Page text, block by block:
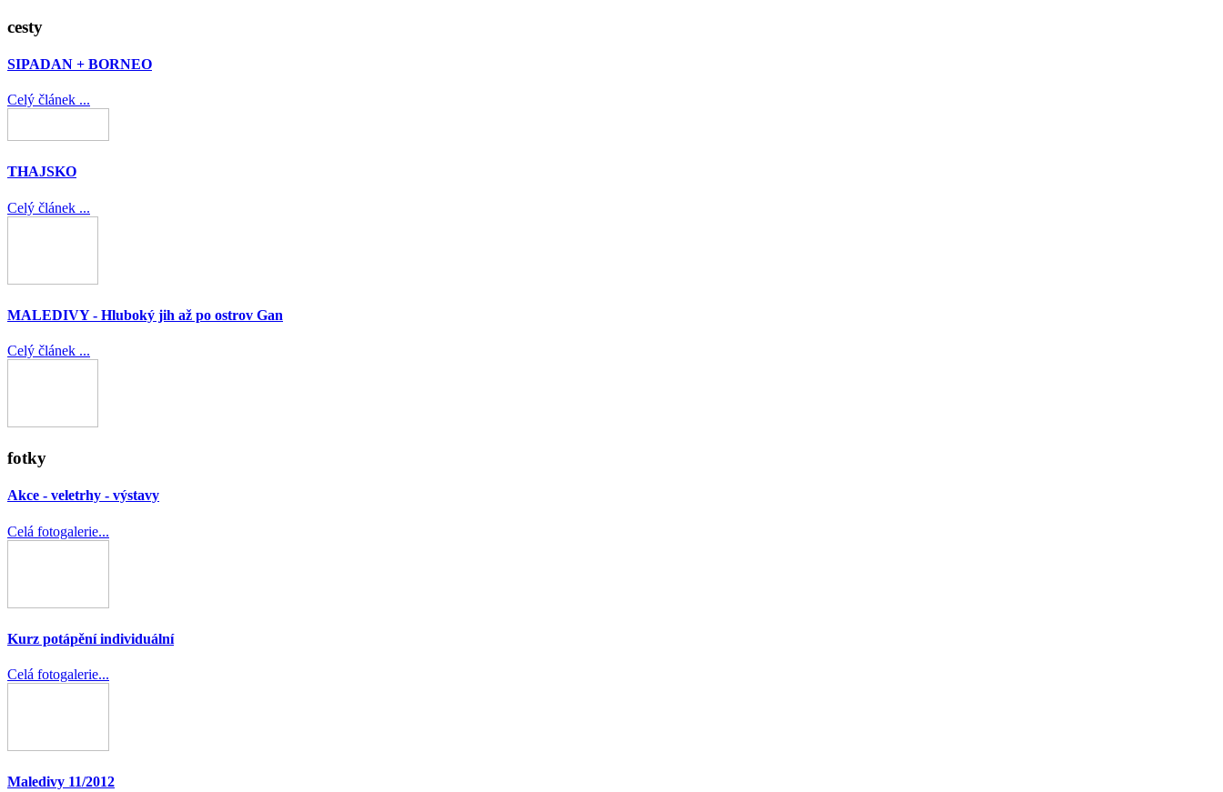
cesty
SIPADAN + BORNEO
Celý článek ...
THAJSKO
Celý článek ...
MALEDIVY - Hluboký jih až po ostrov Gan
Celý článek ...
fotky
Akce - veletrhy - výstavy
Celá fotogalerie...
Kurz potápění individuální
Celá fotogalerie...
Maledivy 11/2012